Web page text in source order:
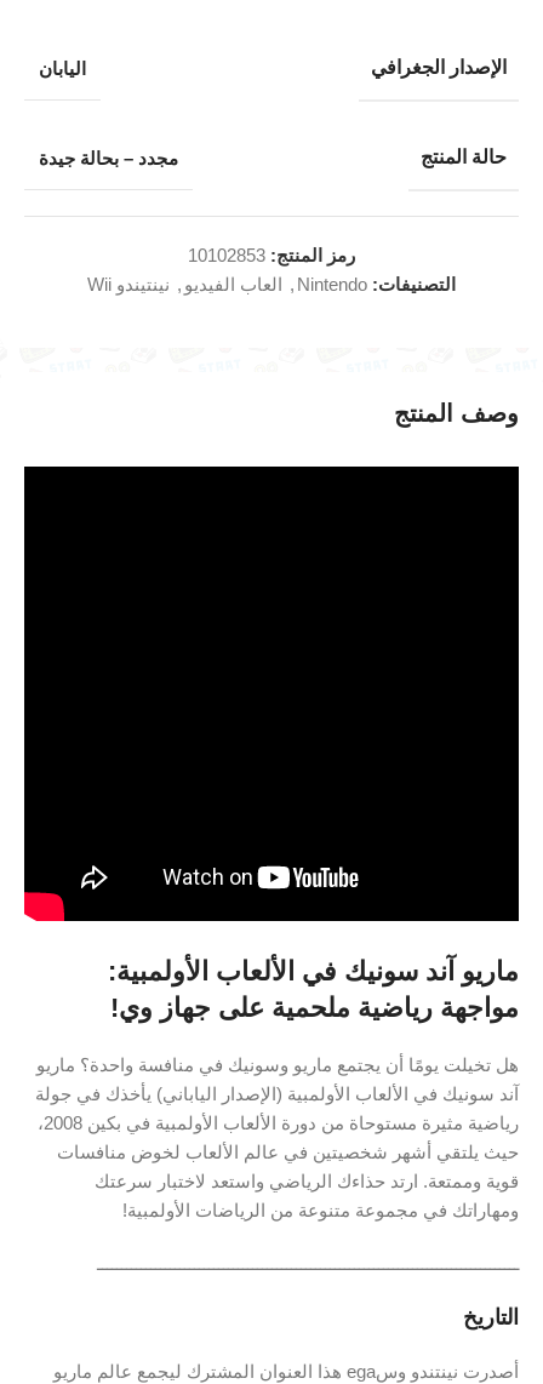
وصف المنتج
ماريو آند سونيك في الألعاب الأولمبية:
مواجهة رياضية ملحمية على جهاز وي!
هل تخيلت يومًا أن يجتمع ماريو وسونيك في منافسة واحدة؟ ماريو
آند سونيك في الألعاب الأولمبية (الإصدار الياباني) يأخذك في جولة
رياضية مثيرة مستوحاة من دورة الألعاب الأولمبية في بكين 2008،
حيث يلتقي أشهر شخصيتين في عالم الألعاب لخوض منافسات
قوية وممتعة. ارتد حذاءك الرياضي واستعد لاختبار سرعتك
ومهاراتك في مجموعة متنوعة من الرياضات الأولمبية!
ـــــــــــــــــــــــــــــــــــــــــــــــــــــــــــــــــــــــــــــــــــــــ
التاريخ
أصدرت نينتندو وسega هذا العنوان المشترك ليجمع عالم ماريو
الإصدار الجغرافي اليابان
حالة المنتج مجدد – بحالة جيدة
رمز المنتج: 10102853
التصنيفات: Nintendo
, العاب الفيديو , نينتيندو Wii